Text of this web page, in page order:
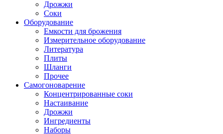
Дрожжи
Соки
Оборудование
Емкости для брожения
Измерительное оборудование
Литература
Плиты
Шланги
Прочее
Самогоноварение
Концентрированные соки
Настаивание
Дрожжи
Ингредиенты
Наборы